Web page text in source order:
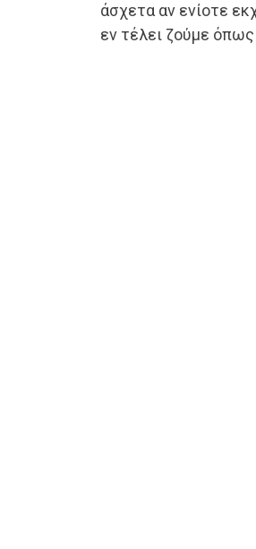
άσχετα αν ενίοτε
εν τέλει ζούμε όπως